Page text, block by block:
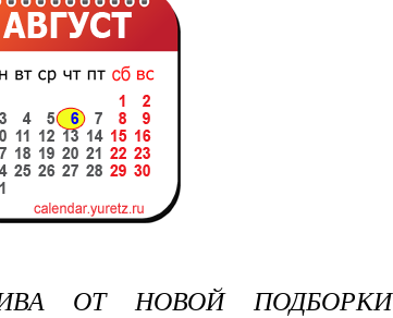
ОТ НОВОЙ ПОДБОРКИ